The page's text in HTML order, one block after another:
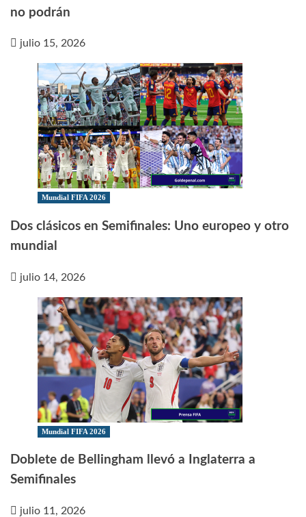
no podrán
julio 15, 2026
Mundial FIFA 2026
Dos clásicos en Semifinales: Uno europeo y otro
mundial
julio 14, 2026
Mundial FIFA 2026
Doblete de Bellingham llevó a Inglaterra a
Semifinales
julio 11, 2026